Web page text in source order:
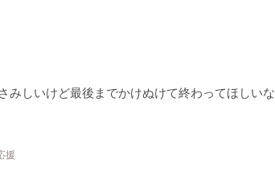
みしいけど最後までかけぬけて終わってほしいな
援